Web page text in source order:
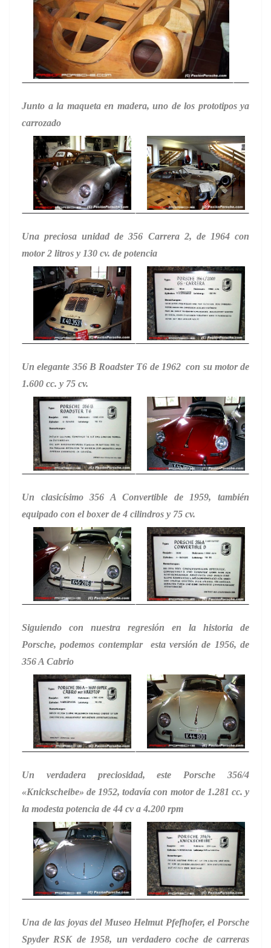
Junto a la maqueta en madera, uno de los prototipos ya
carrozado
Una preciosa unidad de 356 Carrera 2, de 1964 con
motor 2 litros y 130 cv. de potencia
Un elegante 356 B Roadster T6 de 1962 con su motor de
1.600 cc. y 75 cv.
Un clasicísimo 356 A Convertible de 1959, también
equipado con el boxer de 4 cilindros y 75 cv.
Siguiendo con nuestra regresión en la historia de
Porsche, podemos contemplar esta versión de 1956, de
356 A Cabrio
Un verdadera preciosidad, este Porsche 356/4
«Knickscheibe» de 1952, todavía con motor de 1.281 cc. y
la modesta potencia de 44 cv a 4.200 rpm
Una de las joyas del Museo Helmut Pfefhofer, el Porsche
Spyder RSK de 1958, un verdadero coche de carreras